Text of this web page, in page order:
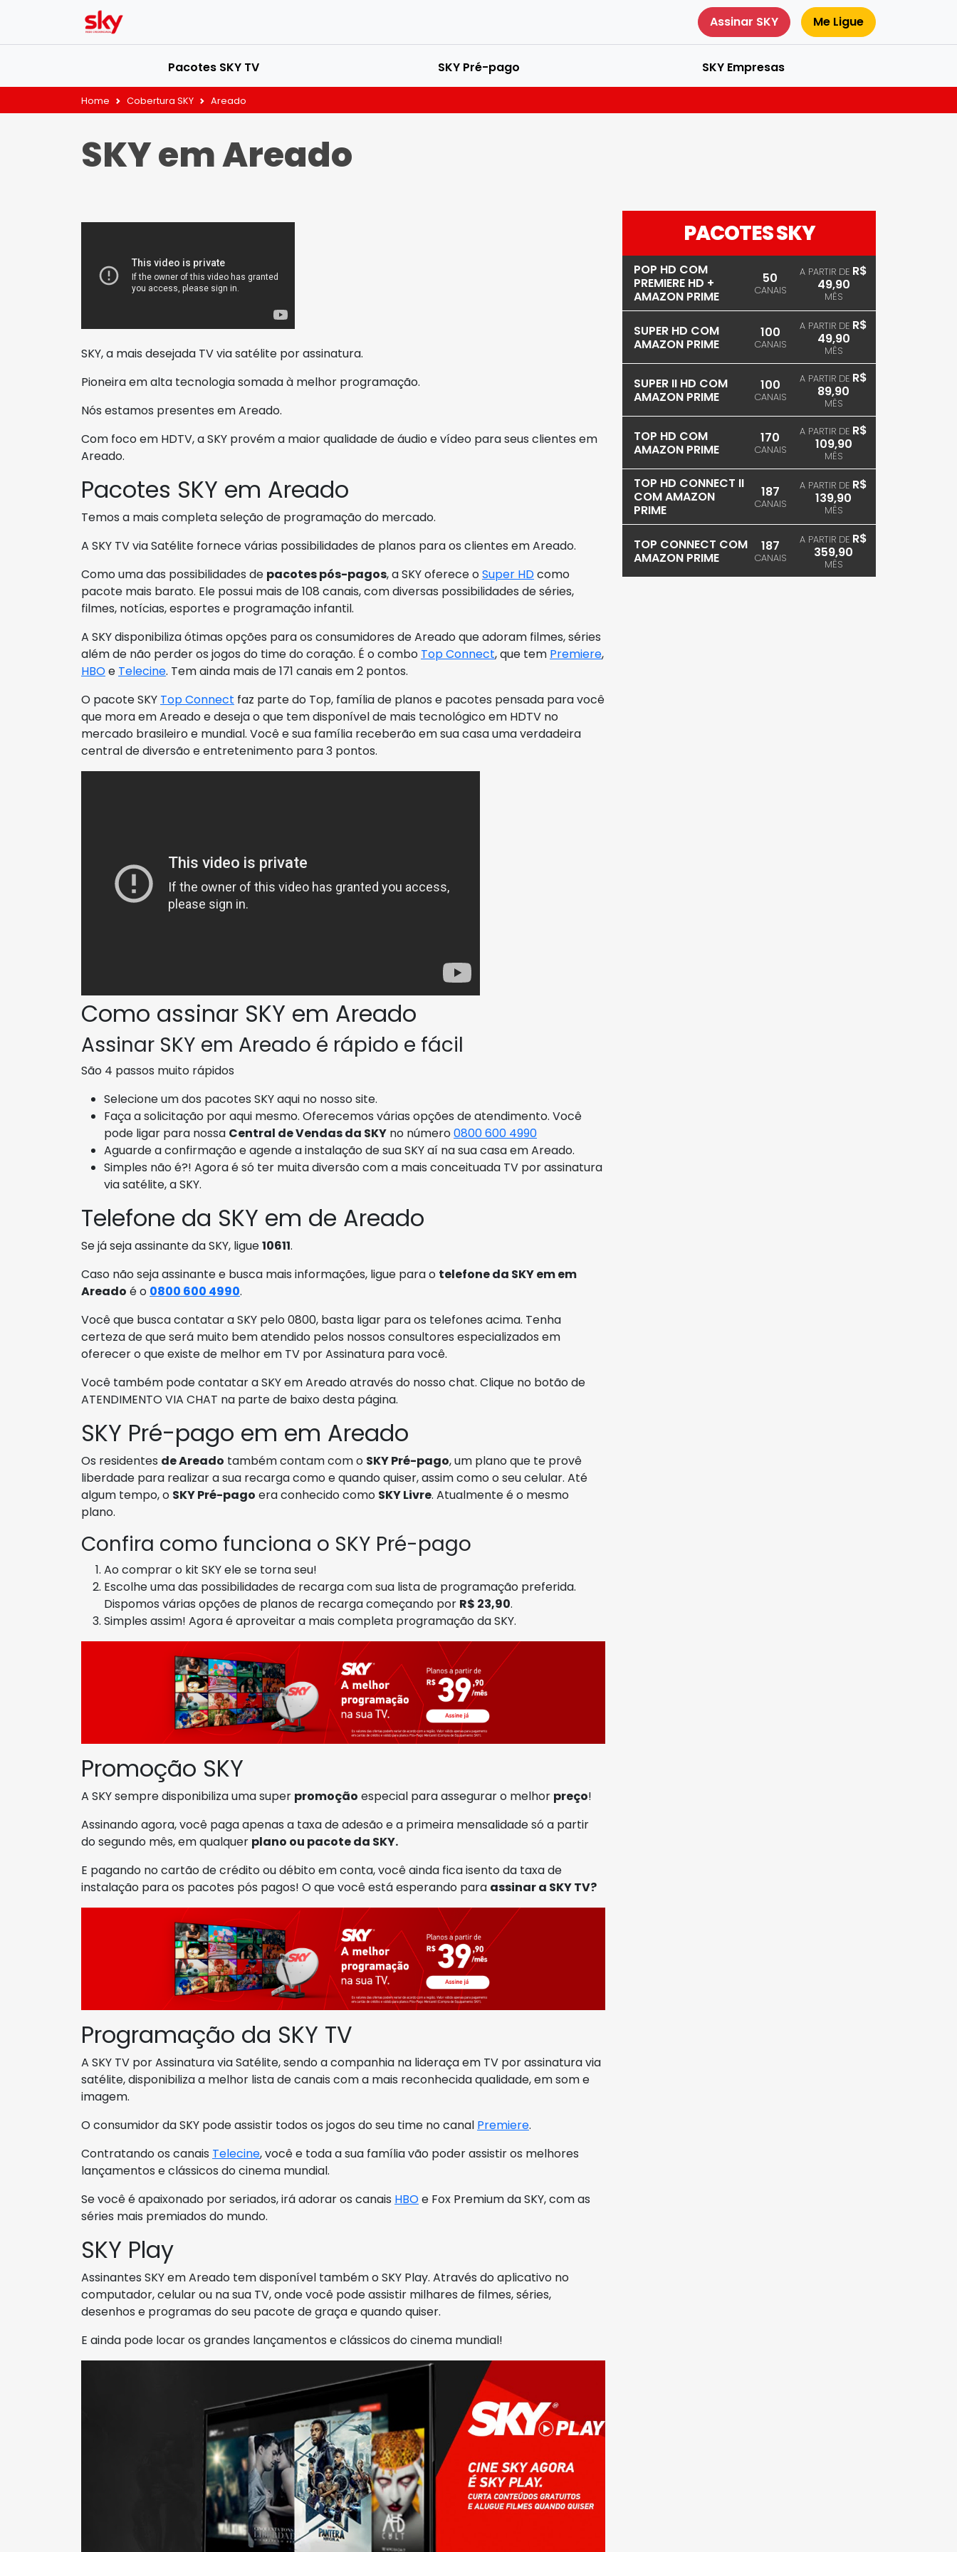
Assinar SKY Me Ligue
Pacotes SKY TV SKY Pré-pago SKY Empresas
Home Cobertura SKY Areado
SKY em Areado
SKY, a mais desejada TV via satélite por assinatura.
Pioneira em alta tecnologia somada à melhor programação.
Nós estamos presentes em Areado.
Com foco em HDTV, a SKY provém a maior qualidade de áudio e vídeo para seus clientes em
Areado.
Pacotes SKY em Areado
Temos a mais completa seleção de programação do mercado.
A SKY TV via Satélite fornece várias possibilidades de planos para os clientes em Areado.
Como uma das possibilidades de pacotes pós-pagos, a SKY oferece oSuper HDcomo
pacote mais barato. Ele possui mais de 108 canais, com diversas possibilidades de séries,
filmes, notícias, esportes e programação infantil.
A SKY disponibiliza ótimas opções para os consumidores de Areado que adoram filmes, séries
além de não perder os jogos do time do coração. É o combo Top Connect, que tem Premiere,
HBOe Telecine. Tem ainda mais de 171 canais em 2 pontos.
O pacote SKY Top Connect faz parte do Top, família de planos e pacotes pensada para você
que mora em Areado e deseja o que tem disponível de mais tecnológico em HDTV no
mercado brasileiro e mundial. Você e sua família receberão em sua casa uma verdadeira
central de diversão e entretenimento para 3 pontos.
Como assinar SKY em Areado
Assinar SKY em Areado é rápido e fácil
São 4 passos muito rápidos
Selecione um dos pacotes SKY aqui no nosso site.
Faça a solicitação por aqui mesmo. Oferecemos várias opções de atendimento. Você
pode ligar para nossa Central de Vendas da SKY no número0800 600 4990
Aguarde a confirmação e agende a instalação de sua SKY aí na sua casa em Areado.
Simples não é?! Agora é só ter muita diversão com a mais conceituada TV por assinatura
via satélite, a SKY.
Telefone da SKY em de Areado
Se já seja assinante da SKY, ligue10611.
Caso não seja assinante e busca mais informações, ligue para o telefone da SKY em em
Areado é o 0800 600 4990.
Você que busca contatar a SKY pelo 0800, basta ligar para os telefones acima. Tenha
certeza de que será muito bem atendido pelos nossos consultores especializados em
oferecer o que existe de melhor em TV por Assinatura para você.
Você também pode contatar a SKY em Areado através do nosso chat. Clique no botão de
ATENDIMENTO VIA CHAT na parte de baixo desta página.
SKY Pré-pago em em Areado
Os residentes de Areado também contam com o SKY Pré-pago, um plano que te provê
liberdade para realizar a sua recarga como e quando quiser, assim como o seu celular. Até
algum tempo, o SKY Pré-pago era conhecido como SKY Livre. Atualmente é o mesmo
plano.
Confira como funciona o SKY Pré-pago
Ao comprar o kit SKY ele se torna seu!
Escolhe uma das possibilidades de recarga com sua lista de programação preferida.
Dispomos várias opções de planos de recarga começando por R$ 23,90.
Simples assim! Agora é aproveitar a mais completa programação da SKY.
Promoção SKY
A SKY sempre disponibiliza uma super promoção especial para assegurar o melhor preço!
Assinando agora, você paga apenas a taxa de adesão e a primeira mensalidade só a partir
do segundo mês, em qualquer plano ou pacote da SKY.
E pagando no cartão de crédito ou débito em conta, você ainda fica isento da taxa de
instalação para os pacotes pós pagos! O que você está esperando para assinar a SKY TV?
Programação da SKY TV
A SKY TV por Assinatura via Satélite, sendo a companhia na lideraça em TV por assinatura via
satélite, disponibiliza a melhor lista de canais com a mais reconhecida qualidade, em som e
imagem.
O consumidor da SKY pode assistir todos os jogos do seu time no canal Premiere.
Contratando os canais Telecine, você e toda a sua família vão poder assistir os melhores
lançamentos e clássicos do cinema mundial.
Se você é apaixonado por seriados, irá adorar os canais HBOe Fox Premium da SKY, com as
séries mais premiados do mundo.
SKY Play
Assinantes SKY em Areado tem disponível também o SKY Play. Através do aplicativo no
computador, celular ou na sua TV, onde você pode assistir milhares de filmes, séries,
desenhos e programas do seu pacote de graça e quando quiser.
E ainda pode locar os grandes lançamentos e clássicos do cinema mundial!
PACOTES SKY
POP HD COM
PREMIERE HD +
AMAZON PRIME
50
CANAIS
A PARTIR DE R$
49,90
MÊS
SUPER HD COM
AMAZON PRIME
100
CANAIS
A PARTIR DE R$
49,90
MÊS
SUPER II HD COM
AMAZON PRIME
100
CANAIS
A PARTIR DE R$
89,90
MÊS
TOP HD COM
AMAZON PRIME
170
CANAIS
A PARTIR DE R$
109,90
MÊS
TOP HD CONNECT II
COM AMAZON
PRIME
187
CANAIS
A PARTIR DE R$
139,90
MÊS
TOP CONNECT COM
AMAZON PRIME
187
CANAIS
A PARTIR DE R$
359,90
MÊS